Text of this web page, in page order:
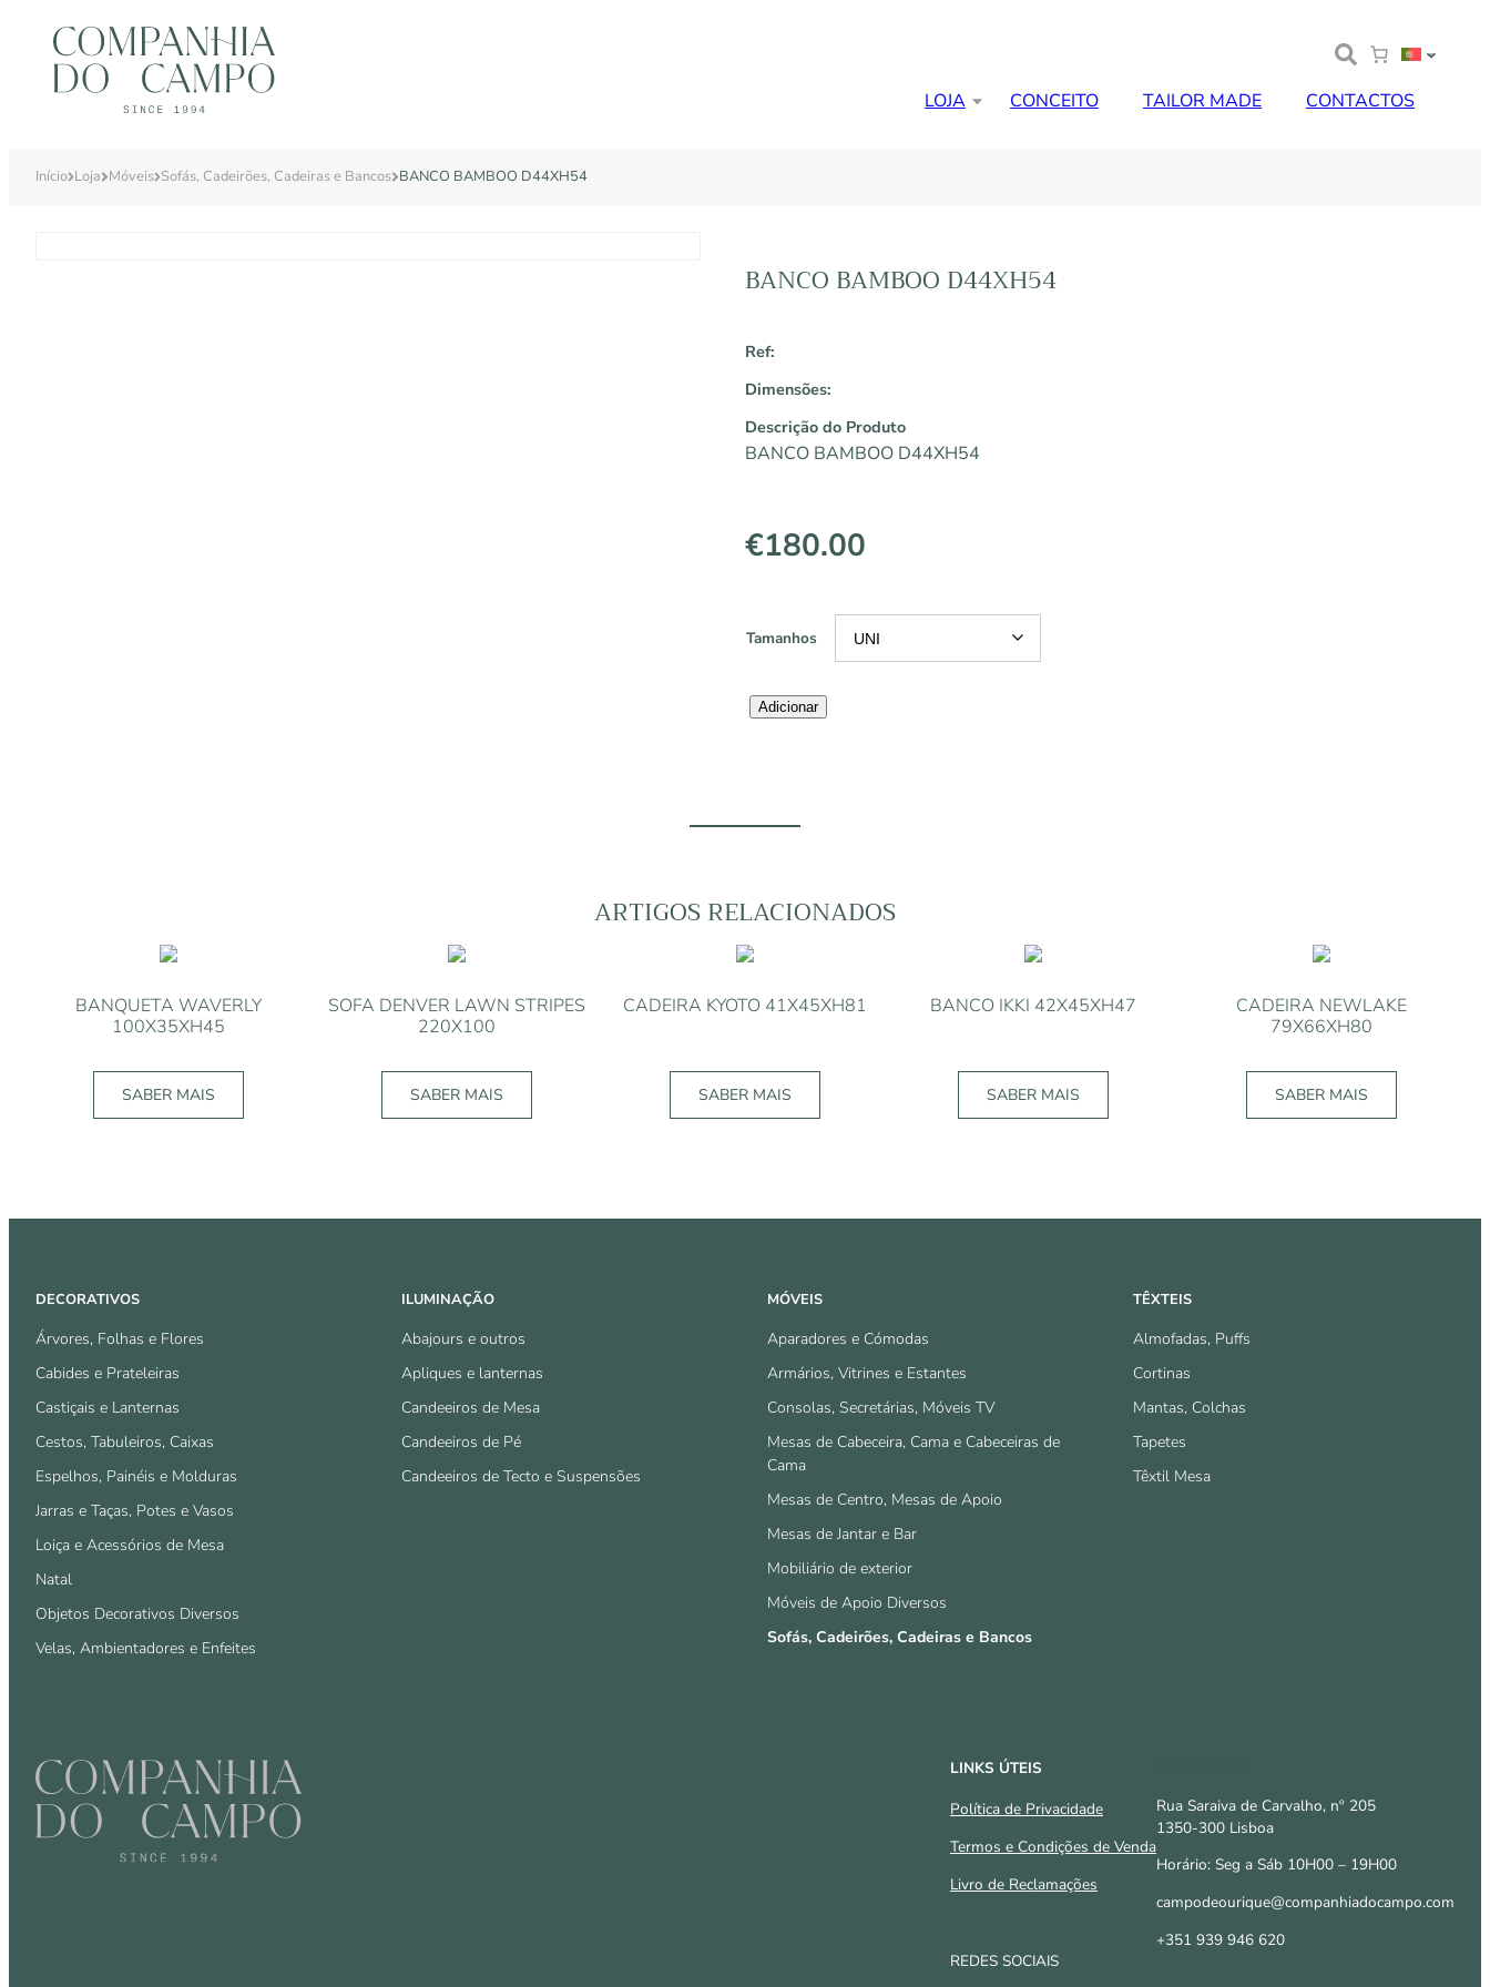
LOJA CONCEITO TAILOR MADE CONTACTOS
Início Loja Móveis Sofás, Cadeirões, Cadeiras e Bancos BANCO BAMBOO D44XH54
BANCO BAMBOO D44XH54
Ref:
Dimensões:
Descrição do Produto
BANCO BAMBOO D44XH54
€180.00
Tamanhos
Quantidade
Adicionar
ARTIGOS RELACIONADOS
BANQUETA WAVERLY
100X35XH45
SABER MAIS
SOFA DENVER LAWN STRIPES
220X100
SABER MAIS
CADEIRA KYOTO 41X45XH81
SABER MAIS
BANCO IKKI 42X45XH47
SABER MAIS
CADEIRA NEWLAKE
79X66XH80
SABER MAIS
DECORATIVOS
Árvores, Folhas e Flores
Cabides e Prateleiras
Castiçais e Lanternas
Cestos, Tabuleiros, Caixas
Espelhos, Painéis e Molduras
Jarras e Taças, Potes e Vasos
Loiça e Acessórios de Mesa
Natal
Objetos Decorativos Diversos
Velas, Ambientadores e Enfeites
ILUMINAÇÃO
Abajours e outros
Apliques e lanternas
Candeeiros de Mesa
Candeeiros de Pé
Candeeiros de Tecto e Suspensões
MÓVEIS
Aparadores e Cómodas
Armários, Vitrines e Estantes
Consolas, Secretárias, Móveis TV
Mesas de Cabeceira, Cama e Cabeceiras de
Cama
Mesas de Centro, Mesas de Apoio
Mesas de Jantar e Bar
Mobiliário de exterior
Móveis de Apoio Diversos
Sofás, Cadeirões, Cadeiras e Bancos
TÊXTEIS
Almofadas, Puffs
Cortinas
Mantas, Colchas
Tapetes
Têxtil Mesa
LINKS ÚTEIS
Política de Privacidade
Termos e Condições de Venda
Livro de Reclamações
REDES SOCIAIS
Rua Saraiva de Carvalho, nº 205
1350-300 Lisboa
Horário: Seg a Sáb 10H00 – 19H00
campodeourique@companhiadocampo.com
+351 939 946 620